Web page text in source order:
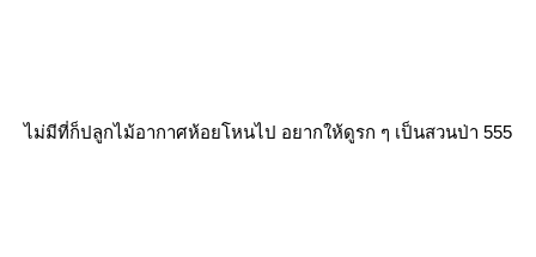
ไม่มีที่ก็ปลูกไม้อากาศห้อยโหนไป อยากให้ดูรก ๆ เป็นสวนป่า 555